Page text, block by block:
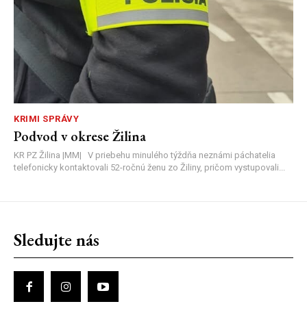
KRIMI SPRÁVY
Podvod v okrese Žilina
KR PZ Žilina |MM| V priebehu minulého týždňa neznámi páchatelia
telefonicky kontaktovali 52-ročnú ženu zo Žiliny, pričom vystupovali...
Sledujte nás